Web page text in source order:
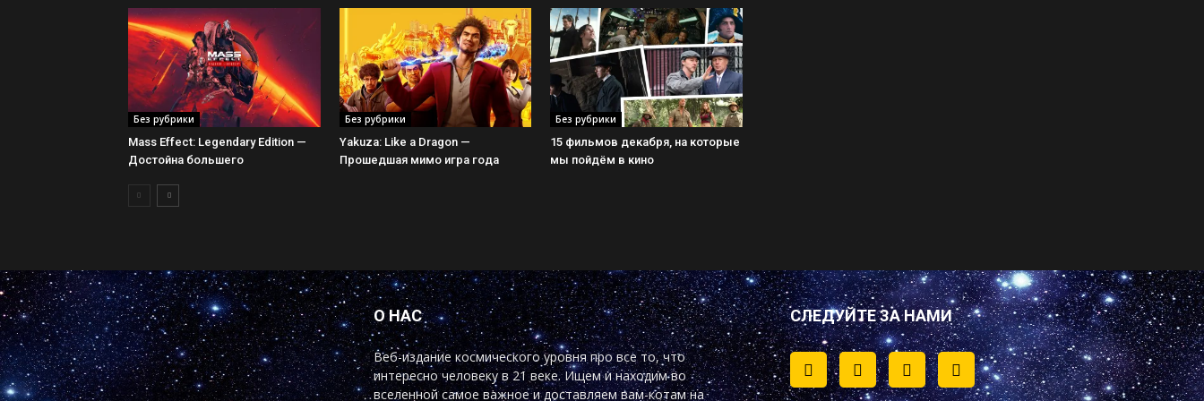
Без рубрики
Mass Effect: Legendary Edition —
Достойна большего
Без рубрики
Yakuza: Like a Dragon —
Прошедшая мимо игра года
Без рубрики
15 фильмов декабря, на которые
мы пойдём в кино
О НАС
Веб-издание космического уровня про все то, что
интересно человеку в 21 веке. Ищем и находим во
вселенной самое важное и доставляем вам-котам на
СЛЕДУЙТЕ ЗА НАМИ